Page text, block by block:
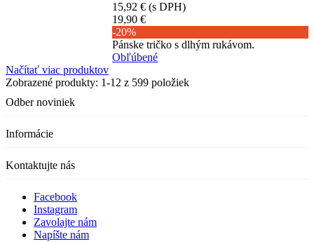
15,92 € (s DPH)
19,90 €
-20%
Pánske tričko s dlhým rukávom.
Obľúbené
Načítať viac produktov
Zobrazené produkty: 1-12 z 599 položiek
Odber noviniek
Informácie
Kontaktujte nás
Facebook
Instagram
Zavolajte nám
Napíšte nám